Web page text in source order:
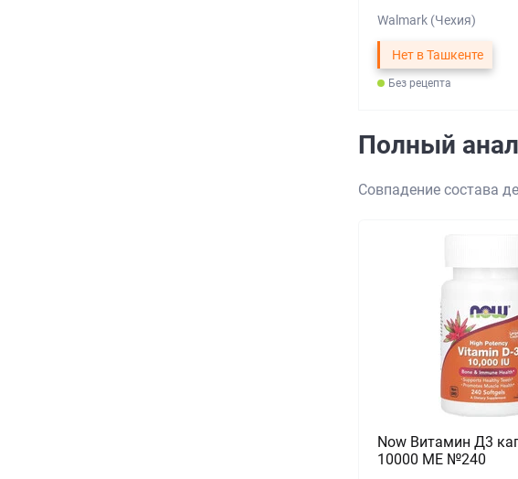
Walmark (Чехия)
Нет в Ташкенте
Без рецепта
Полный
Совпадение состава
Now Витамин Д3
10000 МЕ №240